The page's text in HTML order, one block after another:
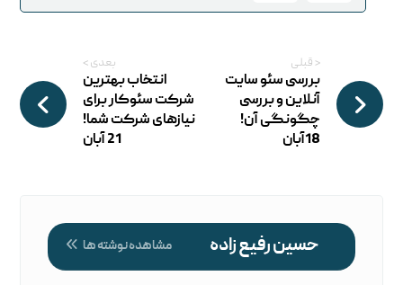
< قبلی
بررسی سئو سایت
آنلاین و بررسی
چگونگی آن!
18آبان
بعدی >
انتخاب بهترین
شرکت سئوکار برای
نیازهای شرکت شما!
21 آبان
حسین رفیع زاده مشاهده نوشته ها